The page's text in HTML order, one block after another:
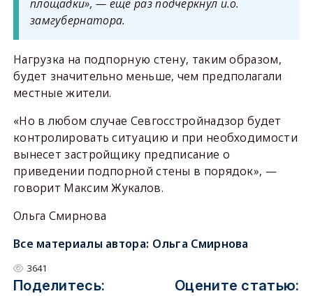
площадки», — ещё раз подчеркнул и.о.
замгубернатора.
Нагрузка на подпорную стену, таким образом,
будет значительно меньше, чем предполагали
местные жители.
«Но в любом случае Севгосстройнадзор будет
контролировать ситуацию и при необходимости
вынесет застройщику предписание о
приведении подпорной стены в порядок», —
говорит Максим Жукалов.
Ольга Смирнова
Все материалы автора: Ольга Смирнова
3641
Поделитесь: Оцените статью: